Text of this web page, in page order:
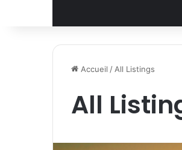
Accueil /All Listings
All